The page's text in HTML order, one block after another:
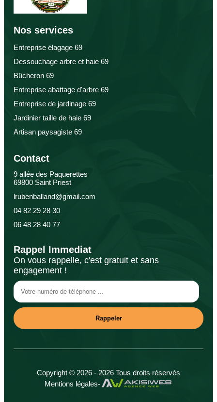
Nos services
Entreprise élagage 69
Dessouchage arbre et haie 69
Bûcheron 69
Entreprise abattage d'arbre 69
Entreprise de jardinage 69
Jardinier taille de haie 69
Artisan paysagiste 69
Contact
9 allée des Paquerettes
69800 Saint Priest
lrubenballand@gmail.com
04 82 29 28 30
06 48 28 40 77
Rappel Immediat
On vous rappelle, c'est gratuit et sans
engagement !
Copyright © 2026 - 2026 Tous droits réservés
Mentions légales-